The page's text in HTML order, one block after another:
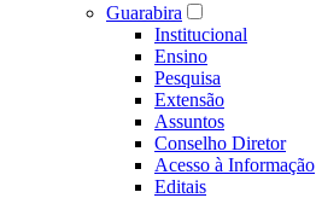
Guarabira
Institucional
Ensino
Pesquisa
Extensão
Assuntos
Conselho Diretor
Acesso à Informação
Editais